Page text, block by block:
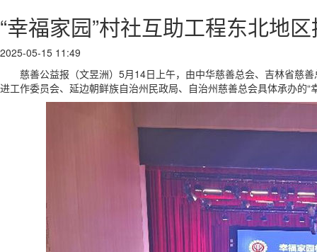
“幸福家园”村社互助工程东北地
2025-05-15 11:49
慈善公益报（文昱洲）5月14日上午，由中华慈善总会、吉林省慈
进工作委员会、延边朝鲜族自治州民政局、自治州慈善总会具体承办的